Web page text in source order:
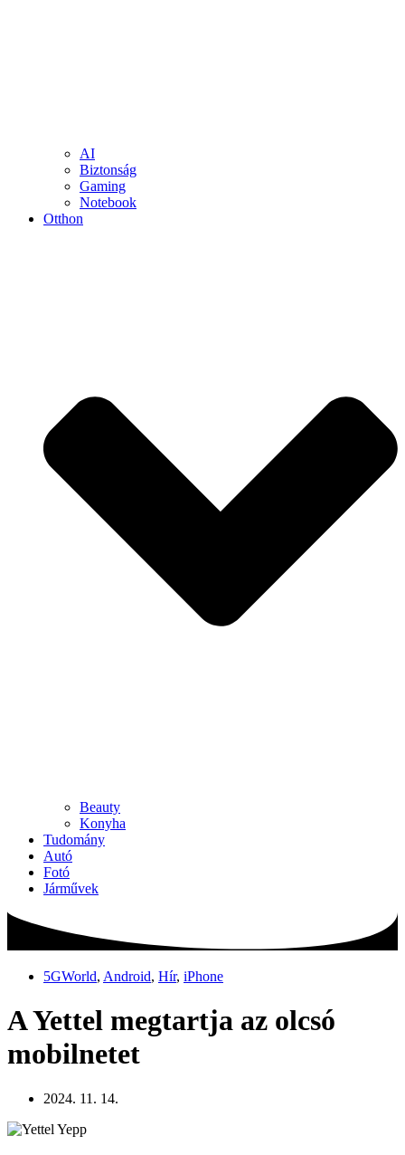
AI
Biztonság
Gaming
Notebook
Otthon
Beauty
Konyha
Tudomány
Autó
Fotó
Járművek
5GWorld, Android, Hír, iPhone
A Yettel megtartja az olcsó
mobilnetet
2024. 11. 14.